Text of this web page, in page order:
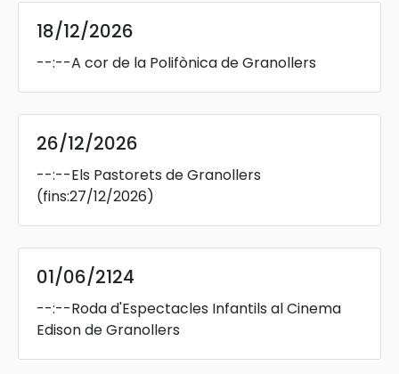
18/12/2026
--:--A cor de la Polifònica de Granollers
26/12/2026
--:--Els Pastorets de Granollers
(fins:27/12/2026)
01/06/2124
--:--Roda d'Espectacles Infantils al Cinema
Edison de Granollers